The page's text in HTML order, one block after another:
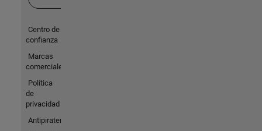
Centro de
confianza
Marcas
comerciales
Política
de
privacidad
Antipiratería